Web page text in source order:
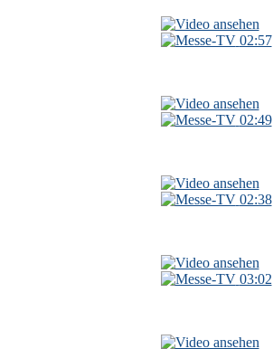
02:57
02:49
02:38
03:02